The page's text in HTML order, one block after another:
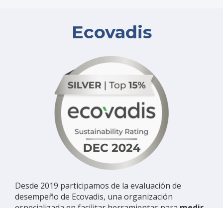
Ecovadis
Desde 2019 participamos de la evaluación de
desempeño de Ecovadis, una organización